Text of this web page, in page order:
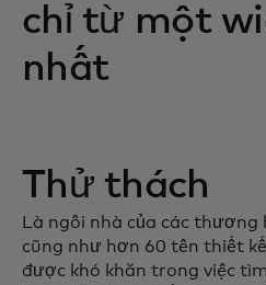
chỉ từ một
nhất
Thử thách
Là ngôi nhà của các thương
cũng như hơn 60 tên thiết
được khó khăn trong việc